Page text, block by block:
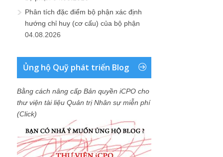
Phân tích đặc điểm bộ phận xác định
hướng chỉ huy (cơ cấu) của bộ phận
04.08.2026
Ủng hộ Quỹ phát triển Blog
Bằng cách nâng cấp Bản quyền iCPO cho
thư viện tài liệu Quản trị Nhân sự miễn phí
(Click)